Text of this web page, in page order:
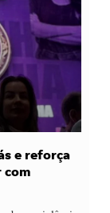
e reforça
com